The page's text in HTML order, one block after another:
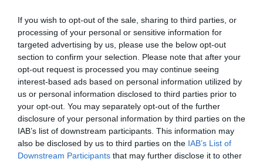
If you wish to opt-out of the sale, sharing to third parties, or
processing of your personal or sensitive information for
targeted advertising by us, please use the below opt-out
section to confirm your selection. Please note that after your
opt-out request is processed you may continue seeing
interest-based ads based on personal information utilized by
us or personal information disclosed to third parties prior to
your opt-out. You may separately opt-out of the further
disclosure of your personal information by third parties on the
IAB’s list of downstream participants. This information may
also be disclosed by us to third parties on the IAB’s List of
Downstream Participants that may further disclose it to other
vivono in Italia regolarmene. “Per quanto poi
riguarda coloro che hanno titolo per essere
ospitati nel nostro Paese, l’equazione legalità-
diritti mi sembra corretta, ma va intesa – spiega
– in senso più ampio. Chi vuole vivere da noi è il
benvenuto se lavora e non viola leggi,
ovviamente, ma questo non basta: occorre che
sia disposto ad integrarsi davvero nella nostra